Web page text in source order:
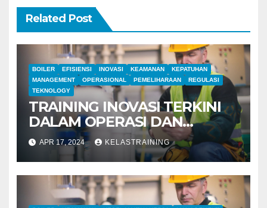
Related Post
BOILER EFISIENSI INOVASI KEAMANAN
KEPATUHAN
MANAGEMENT
OPERASIONAL PEMELIHARAAN
REGULASI
TEKNOLOGY
TRAINING INOVASI TERKINI
DALAM OPERASI DAN
MANAJEMEN PABRIK BOILER
APR 17, 2024 KELASTRAINING